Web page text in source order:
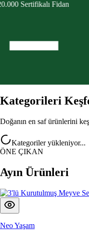
Sertifikalı Fidan
Kategorileri
Doğanın en saf ürünlerini
Kategoriler yükleniyor...
ÖNE ÇIKAN
Ayın Ürünleri
Neo Yaşam